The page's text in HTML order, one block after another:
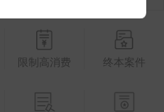
限制高消费 终本案件
VIP会员 SVIP会员